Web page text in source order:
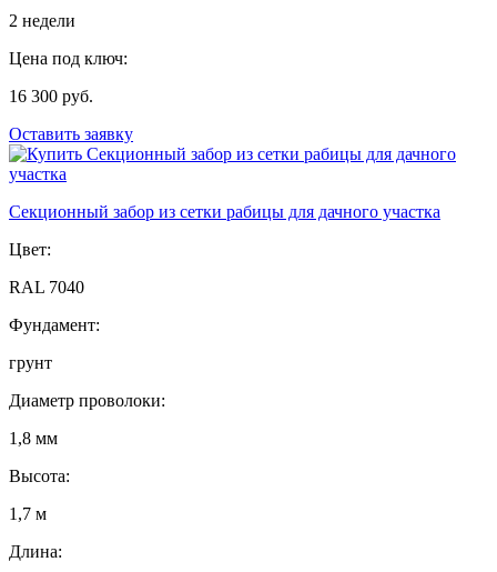
2 недели
Цена под ключ:
16 300 руб.
Оставить заявку
Секционный забор из сетки рабицы для дачного участка
Цвет:
RAL 7040
Фундамент:
грунт
Диаметр проволоки:
1,8 мм
Высота:
1,7 м
Длина: